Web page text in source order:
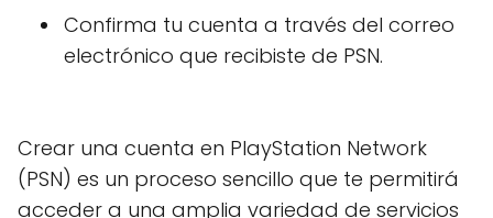
Confirma tu cuenta a través del correo
electrónico que recibiste de PSN.
Crear una cuenta en PlayStation Network
(PSN) es un proceso sencillo que te permitirá
acceder a una amplia variedad de servicios